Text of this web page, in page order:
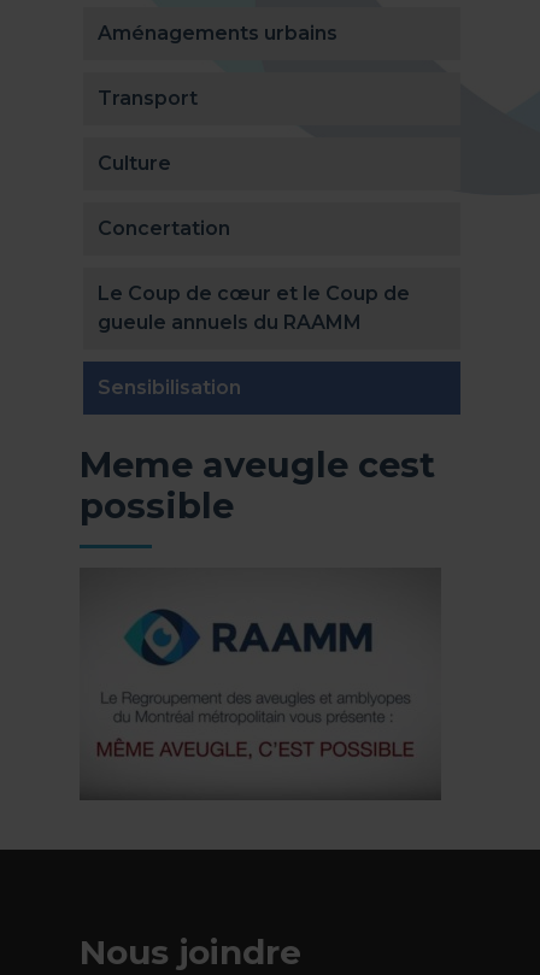
Aménagements urbains
Transport
Culture
Concertation
Le Coup de cœur et le Coup de
gueule annuels du RAAMM
Sensibilisation
Meme aveugle cest
possible
Nous joindre